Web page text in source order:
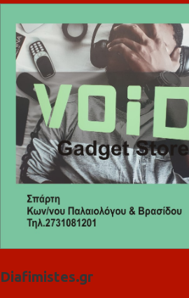
Diafimistes.gr